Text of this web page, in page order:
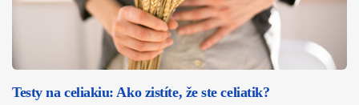
Testy na celiakiu: Ako zistíte, že ste celiatik?